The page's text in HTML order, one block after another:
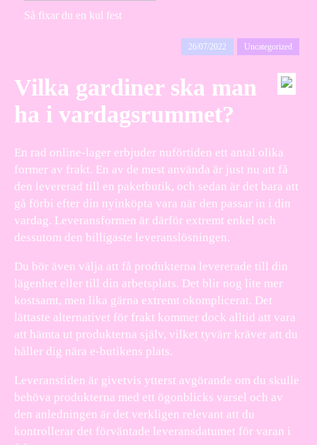
Så fixar du en kul fest
26/07/2022 Uncategorized
Vilka gardiner ska man
ha i vardagsrummet?
En rad online-lager erbjuder nuförtiden ett antal olika
former av frakt. En av de mest använda är just nu att få
den levererad till en paketbutik, och sedan är det bara att
gå förbi efter din nyinköpta vara när den passar in i din
vardag. Leveransformen är därför extremt enkel och
dessutom den billigaste leveranslösningen.
Du bör även välja att få produkterna levererade till din
lägenhet eller till din arbetsplats. Det blir nog lite mer
kostsamt, men lika gärna extremt okomplicerat. Det
lättaste alternativet för frakt kommer dock alltid att vara
att hämta ut produkterna själv, vilket tyvärr kräver att du
håller dig nära e-butikens plats.
Leveranstiden är givetvis ytterst avgörande om du skulle
behöva produkterna med ett ögonblicks varsel och av
den anledningen är det verkligen relevant att du
kontrollerar det förväntade leveransdatumet för varan i